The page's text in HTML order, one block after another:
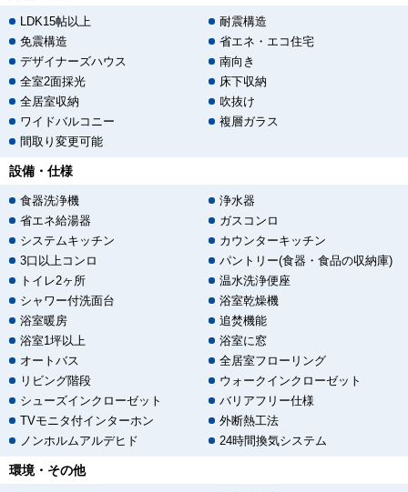
LDK15帖以上
耐震構造
免震構造
省エネ・エコ住宅
デザイナーズハウス
南向き
全室2面採光
床下収納
全居室収納
吹抜け
ワイドバルコニー
複層ガラス
間取り変更可能
設備・仕様
食器洗浄機
浄水器
省エネ給湯器
ガスコンロ
システムキッチン
カウンターキッチン
3口以上コンロ
パントリー(食器・食品の収納庫)
トイレ2ヶ所
温水洗浄便座
シャワー付洗面台
浴室乾燥機
浴室暖房
追焚機能
浴室1坪以上
浴室に窓
オートバス
全居室フローリング
リビング階段
ウォークインクローゼット
シューズインクローゼット
バリアフリー仕様
TVモニタ付インターホン
外断熱工法
ノンホルムアルデヒド
24時間換気システム
環境・その他